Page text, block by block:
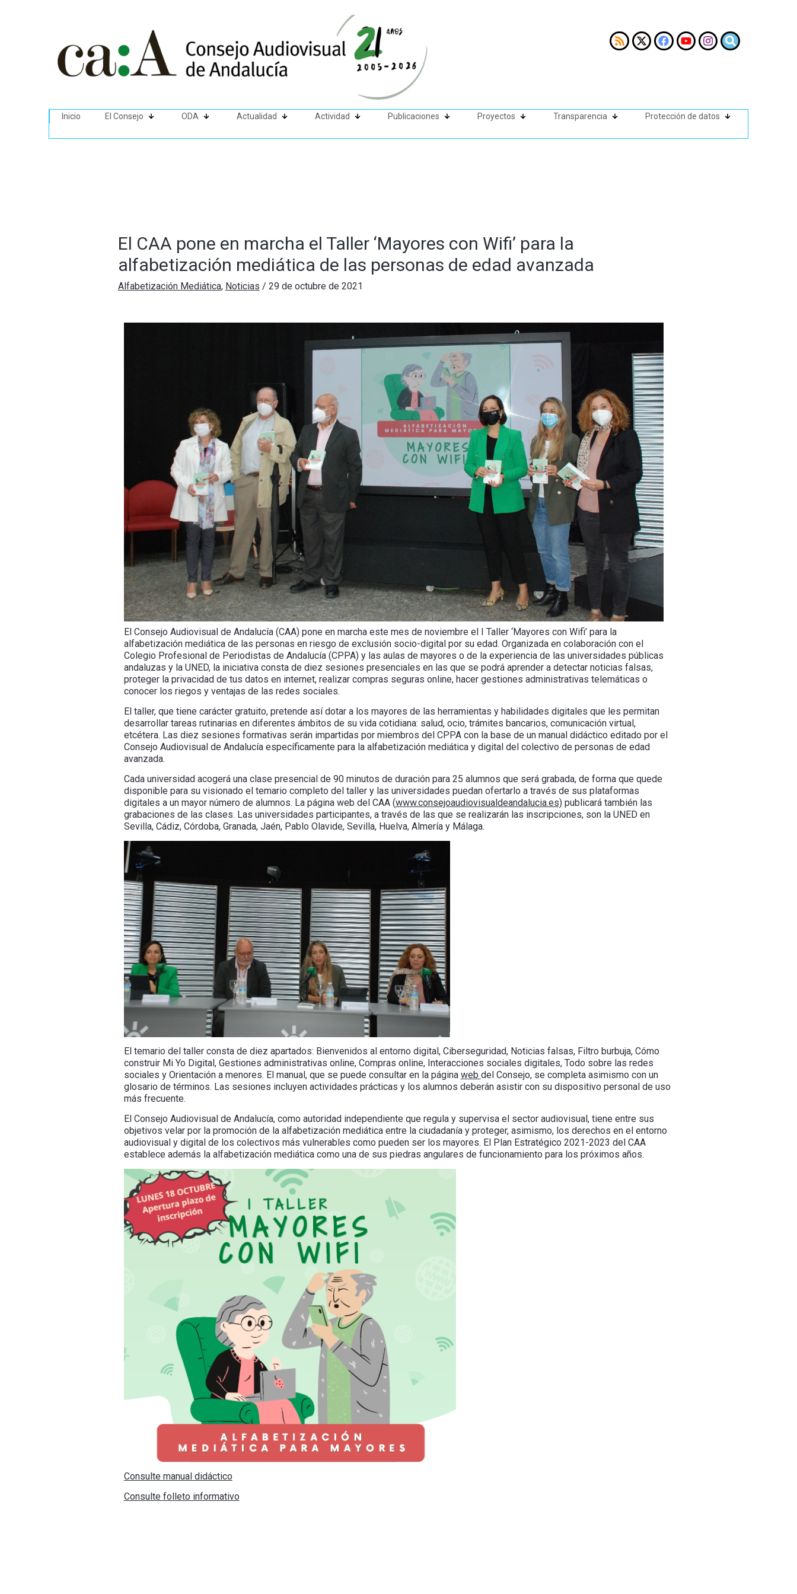
Inicio El Consejo ODA Actualidad Actividad Publicaciones Proyectos Transparencia Protección de datos
El CAA pone en marcha el Taller ‘Mayores con Wifi’ para la
alfabetización mediática de las personas de edad avanzada
Alfabetización Mediática, Noticias / 29 de octubre de 2021
El Consejo Audiovisual de Andalucía (CAA) pone en marcha este mes de noviembre el I Taller ‘Mayores con Wifi’ para la
alfabetización mediática de las personas en riesgo de exclusión socio-digital por su edad. Organizada en colaboración con el
Colegio Profesional de Periodistas de Andalucía (CPPA) y las aulas de mayores o de la experiencia de las universidades públicas
andaluzas y la UNED, la iniciativa consta de diez sesiones presenciales en las que se podrá aprender a detectar noticias falsas,
proteger la privacidad de tus datos en internet, realizar compras seguras online, hacer gestiones administrativas telemáticas o
conocer los riegos y ventajas de las redes sociales.
El taller, que tiene carácter gratuito, pretende así dotar a los mayores de las herramientas y habilidades digitales que les permitan
desarrollar tareas rutinarias en diferentes ámbitos de su vida cotidiana: salud, ocio, trámites bancarios, comunicación virtual,
etcétera. Las diez sesiones formativas serán impartidas por miembros del CPPA con la base de un manual didáctico editado por el
Consejo Audiovisual de Andalucía específicamente para la alfabetización mediática y digital del colectivo de personas de edad
avanzada.
Cada universidad acogerá una clase presencial de 90 minutos de duración para 25 alumnos que será grabada, de forma que quede
disponible para su visionado el temario completo del taller y las universidades puedan ofertarlo a través de sus plataformas
digitales a un mayor número de alumnos. La página web del CAA (www.consejoaudiovisualdeandalucia.es)publicará también las
grabaciones de las clases. Las universidades participantes, a través de las que se realizarán las inscripciones, son la UNED en
Sevilla, Cádiz, Córdoba, Granada, Jaén, Pablo Olavide, Sevilla, Huelva, Almería y Málaga.
El temario del taller consta de diez apartados: Bienvenidos al entorno digital, Ciberseguridad, Noticias falsas, Filtro burbuja, Cómo
construir Mi Yo Digital, Gestiones administrativas online, Compras online, Interacciones sociales digitales, Todo sobre las redes
sociales y Orientación a menores. El manual, que se puede consultar en la página web del Consejo, se completa asimismo con un
glosario de términos. Las sesiones incluyen actividades prácticas y los alumnos deberán asistir con su dispositivo personal de uso
más frecuente.
El Consejo Audiovisual de Andalucía, como autoridad independiente que regula y supervisa el sector audiovisual, tiene entre sus
objetivos velar por la promoción de la alfabetización mediática entre la ciudadanía y proteger, asimismo, los derechos en el entorno
audiovisual y digital de los colectivos más vulnerables como pueden ser los mayores. El Plan Estratégico 2021-2023 del CAA
establece además la alfabetización mediática como una de sus piedras angulares de funcionamiento para los próximos años.
Consulte manual didáctico
Consulte folleto informativo